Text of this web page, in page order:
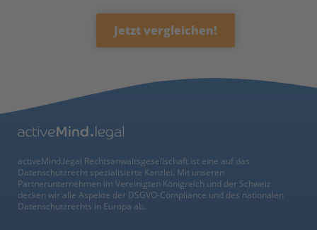
Jetzt vergleichen!
activeMind.legal Rechtsanwaltsgesellschaft ist eine auf das
Datenschutzrecht spezialisierte Kanzlei. Mit unseren
Partnerunternehmen im Vereinigten Königreich und der Schweiz
decken wir alle Aspekte der DSGVO-Compliance und des nationalen
Datenschutzrechts in Europa ab.